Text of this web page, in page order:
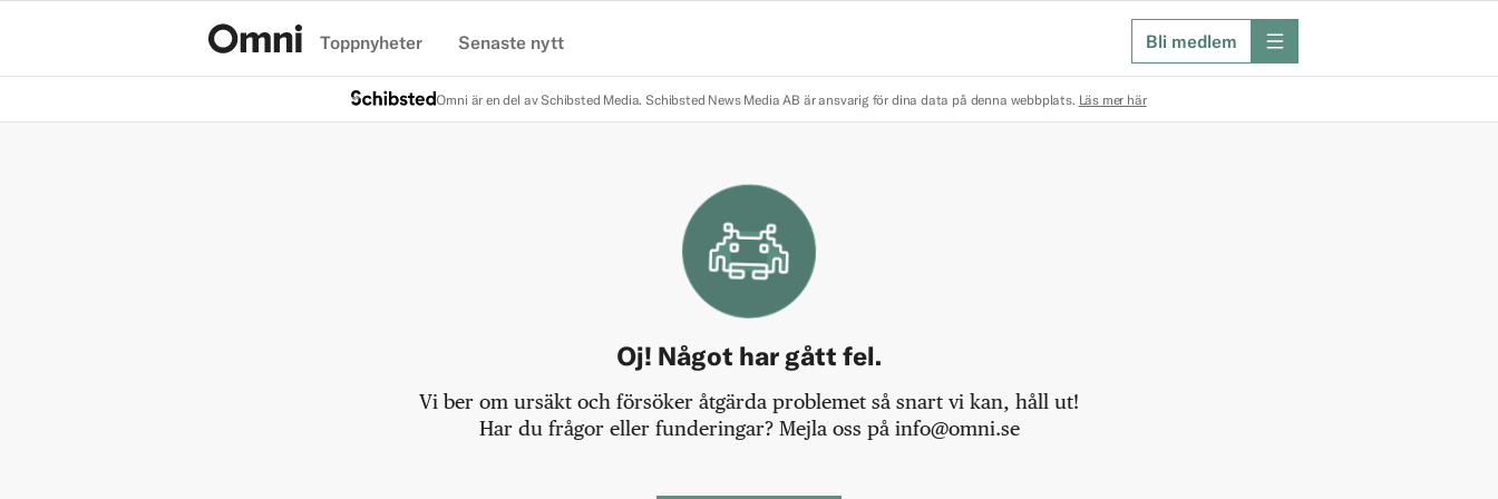
Toppnyheter Senaste nytt Bli medlem meny
Omni är en del av Schibsted Media. Schibsted News Media AB är ansvarig för dina data på denna webbplats. Läs mer här
Oj! Något har gått fel.
Vi ber om ursäkt och försöker åtgärda problemet så snart vi kan, håll ut!
Har du frågor eller funderingar? Mejla oss på info@omni.se